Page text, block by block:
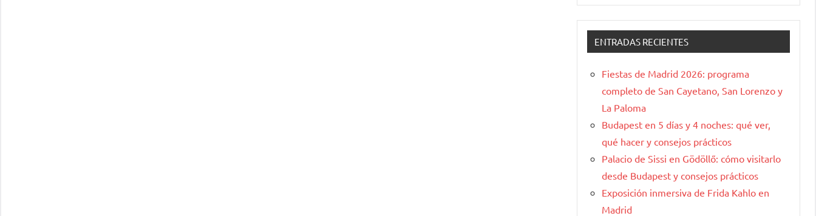
ENTRADAS RECIENTES
Fiestas de Madrid 2026: programa
completo de San Cayetano, San Lorenzo y
La Paloma
Budapest en 5 días y 4 noches: qué ver,
qué hacer y consejos prácticos
Palacio de Sissi en Gödöllő: cómo visitarlo
desde Budapest y consejos prácticos
Exposición inmersiva de Frida Kahlo en
Madrid